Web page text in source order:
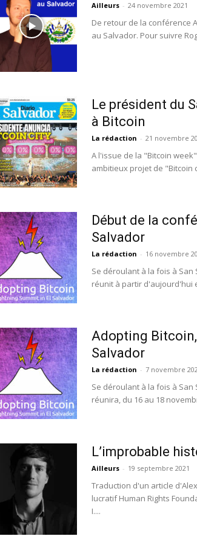
Ailleurs - 24 novembre 2021
De retour de la conférence
au Salvador. Pour suivre
Le président du
à Bitcoin
La rédaction - 21 novembre
A l'issue de la "Bitcoin
ambitieux projet de "Bitcoin
Début de la
Salvador
La rédaction - 16 novembre
Se déroulant à la fois à San
réunit à partir d'aujourd'hui
Adopting
Salvador
La rédaction - 7 novembre
Se déroulant à la fois à San
réunira, du 16 au 18
L’improbable
Ailleurs - 19 septembre 2021
Traduction d'un article
lucratif Human Rights
I....